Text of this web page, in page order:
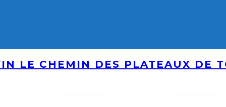
LE CHEMIN DES PLATEAUX DE